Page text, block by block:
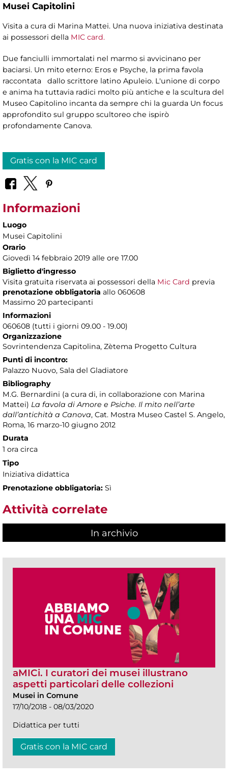
Musei Capitolini
Visita a cura di Marina Mattei. Una nuova iniziativa destinata
ai possessori della MIC card.
Due fanciulli immortalati nel marmo si avvicinano per
baciarsi. Un mito eterno: Eros e Psyche, la prima favola
raccontata dallo scrittore latino Apuleio. L'unione di corpo
e anima ha tuttavia radici molto più antiche e la scultura del
Museo Capitolino incanta da sempre chi la guarda Un focus
approfondito sul gruppo scultoreo che ispirò
profondamente Canova.
Gratis con la MIC card
Informazioni
Luogo
Musei Capitolini
Orario
Giovedì 14 febbraio 2019 alle ore 17.00
Biglietto d'ingresso
Visita gratuita riservata ai possessori della Mic Card previa
prenotazione obbligatoria allo 060608
Massimo 20 partecipanti
Informazioni
060608 (tutti i giorni 09.00 - 19.00)
Organizzazione
Sovrintendenza Capitolina, Zètema Progetto Cultura
Punti di incontro:
Palazzo Nuovo, Sala del Gladiatore
Bibliography
M.G. Bernardini (a cura di, in collaborazione con Marina
Mattei) La favola di Amore e Psiche. Il mito nell’arte
dall’antichità a Canova, Cat. Mostra Museo Castel S. Angelo,
Roma, 16 marzo-10 giugno 2012
Durata
1 ora circa
Tipo
Iniziativa didattica
Prenotazione obbligatoria: Sì
Attività correlate
In archivio
aMICi. I curatori dei musei illustrano
aspetti particolari delle collezioni
Musei in Comune
17/10/2018 - 08/03/2020
Didattica per tutti
Gratis con la MIC card